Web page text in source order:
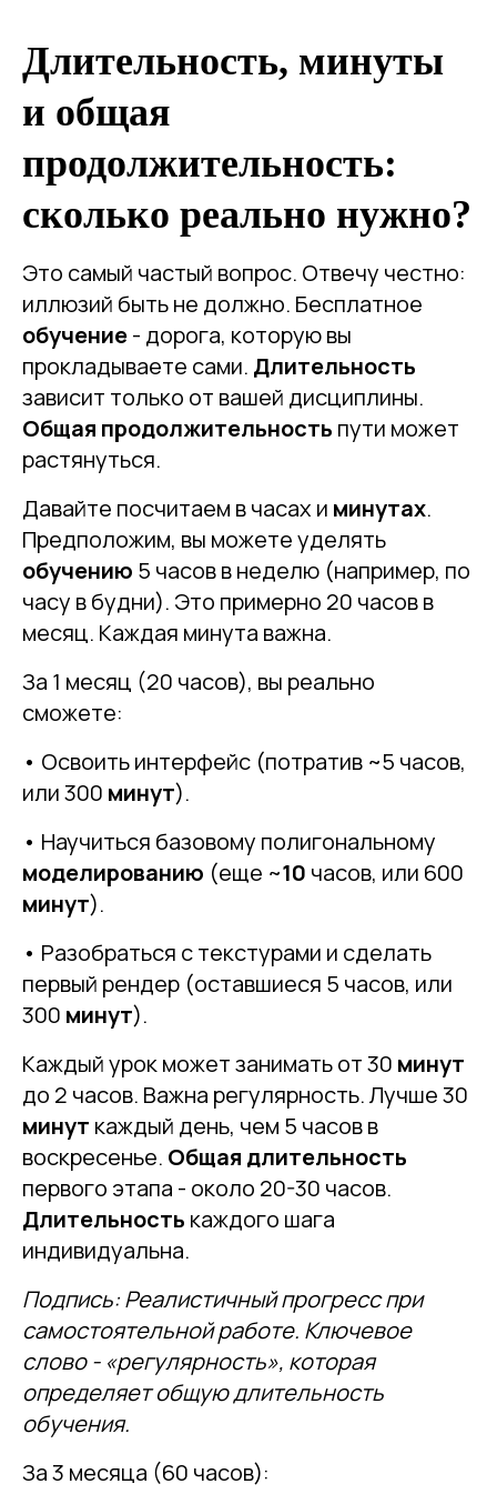
Длительность, минуты
и общая
продолжительность:
сколько реально нужно?
Это самый частый вопрос. Отвечу честно:
иллюзий быть не должно. Бесплатное
обучение- дорога, которую вы
прокладываете сами. Длительность
зависит только от вашей дисциплины.
Общая продолжительность пути может
растянуться.
Давайте посчитаем в часах и минутах.
Предположим, вы можете уделять
обучению 5 часов в неделю (например, по
часу в будни). Это примерно 20 часов в
месяц. Каждая минута важна.
За 1 месяц (20 часов), вы реально
сможете:
• Освоить интерфейс (потратив ~5 часов,
или 300 минут).
• Научиться базовому полигональному
моделированию (еще ~10 часов, или 600
минут).
• Разобраться с текстурами и сделать
первый рендер (оставшиеся 5 часов, или
300 минут).
Каждый урок может занимать от 30 минут
до 2 часов. Важна регулярность. Лучше 30
минут каждый день, чем 5 часов в
воскресенье. Общая длительность
первого этапа - около 20-30 часов.
Длительность каждого шага
индивидуальна.
Подпись: Реалистичный прогресс при
самостоятельной работе. Ключевое
слово - «регулярность», которая
определяет общую длительность
обучения.
За 3 месяца (60 часов):